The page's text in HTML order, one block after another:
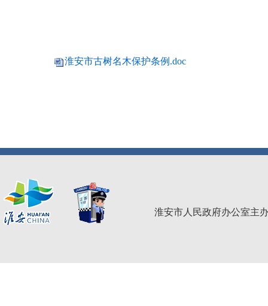
淮安市古树名木保护条例.doc
淮安市人民政府办公室主